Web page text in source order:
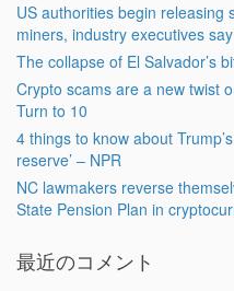
US authorities begin releasing
miners, industry executives
The collapse of El Salvador’s
Crypto scams are a new twist
Turn to 10
4 things to know about
reserve’ – NPR
NC lawmakers reverse
State Pension Plan in
最近のコメント